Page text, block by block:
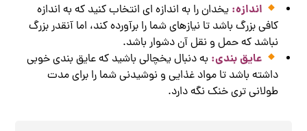
اندازه: یخدان را به اندازه ای انتخاب کنید که به اندازه
کافی بزرگ باشد تا نیازهای شما را برآورده کند، اما آنقدر بزرگ
نباشد که حمل و نقل آن دشوار باشد.
عایق بندی: به دنبال یخچالی باشید که عایق بندی خوبی
داشته باشد تا مواد غذایی و نوشیدنی شما را برای مدت
طولانی تری خنک نگه دارد.